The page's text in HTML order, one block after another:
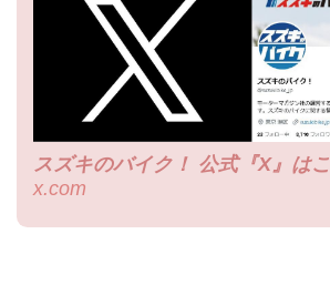
スズキのバイク！ 公式『X』は
x.com